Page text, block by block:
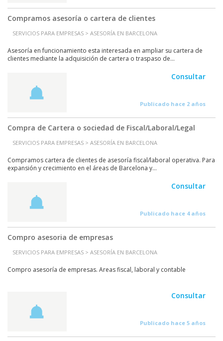
Compramos asesoría o cartera de clientes
SERVICIOS PARA EMPRESAS > ASESORÍA EN BARCELONA
Asesoría en funcionamiento esta interesada en ampliar su cartera de
clientes mediante la adquisición de cartera o traspaso de...
Consultar
Publicado hace 2 años
Compra de Cartera o sociedad de Fiscal/Laboral/Legal
SERVICIOS PARA EMPRESAS > ASESORÍA EN BARCELONA
Compramos cartera de clientes de asesoría fiscal/laboral operativa. Para
expansión y crecimiento en el áreas de Barcelona y...
Consultar
Publicado hace 4 años
Compro asesoria de empresas
SERVICIOS PARA EMPRESAS > ASESORÍA EN BARCELONA
Compro asesoría de empresas. Areas fiscal, laboral y contable
Consultar
Publicado hace 5 años